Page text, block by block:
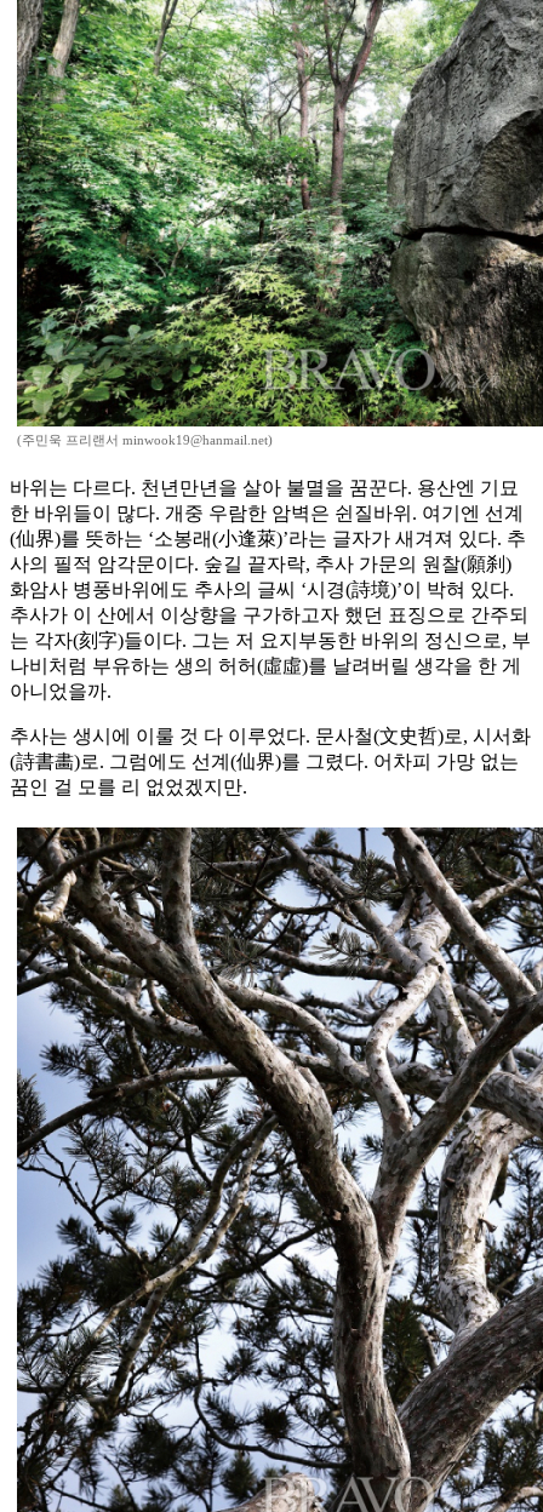
(주민욱 프리랜서 minwook19@hanmail.net)
바위는 다르다. 천년만년을 살아 불멸을 꿈꾼다. 용산엔 기묘
한 바위들이 많다. 개중 우람한 암벽은 쉰질바위. 여기엔 선계
(仙界)를 뜻하는 ‘소봉래(小逢萊)’라는 글자가 새겨져 있다. 추
사의 필적 암각문이다. 숲길 끝자락, 추사 가문의 원찰(願刹)
화암사 병풍바위에도 추사의 글씨 ‘시경(詩境)’이 박혀 있다.
추사가 이 산에서 이상향을 구가하고자 했던 표징으로 간주되
는 각자(刻字)들이다. 그는 저 요지부동한 바위의 정신으로, 부
나비처럼 부유하는 생의 허허(虛虛)를 날려버릴 생각을 한 게
아니었을까.
추사는 생시에 이룰 것 다 이루었다. 문사철(文史哲)로, 시서화
(詩書畵)로. 그럼에도 선계(仙界)를 그렸다. 어차피 가망 없는
꿈인 걸 모를 리 없었겠지만.